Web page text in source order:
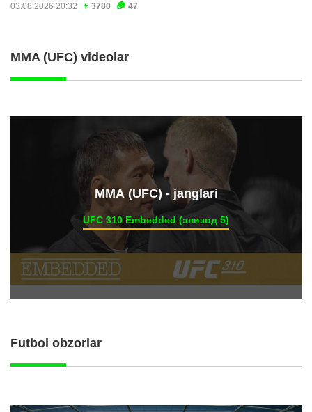
03.08.2026 20:32 3780 47
MMA (UFC) videolar
ММА (UFC) - janglari
UFC 310 Embedded (эпизод 5)
Futbol obzorlar